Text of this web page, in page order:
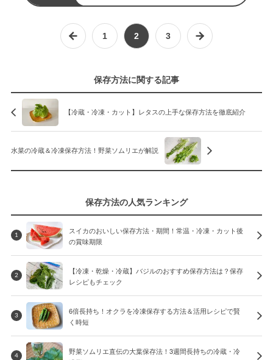
1 2 3
保存方法に関する記事
【冷蔵・冷凍・カット】レタスの上手な保存方法を徹底紹介
水菜の冷蔵＆冷凍保存方法！野菜ソムリエが解説
保存方法の人気ランキング
1
スイカのおいしい保存方法・期間！常温・冷凍・カット後
の賞味期限
2
【冷凍・乾燥・冷蔵】バジルのおすすめ保存方法は？保存
レシピもチェック
3
6倍長持ち！オクラを冷凍保存する方法＆活用レシピで賢
く時短
4
野菜ソムリエ直伝の大葉保存法！3週間長持ちの冷蔵・冷